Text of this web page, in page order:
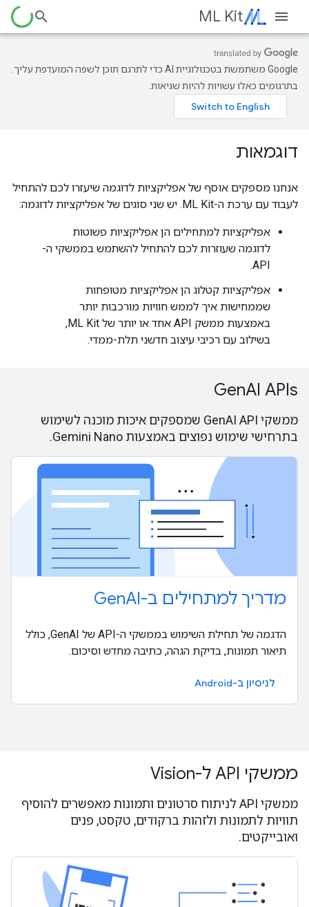
ML Kit
‫Google משתמשת בטכנולוגיית AI כדי לתרגם תוכן לשפה המועדפת עליך.
בתרגומים כאלו עשויות להיות שגיאות.
דוגמאות
אנחנו מספקים אוסף של אפליקציות לדוגמה שיעזרו לכם להתחיל
לעבוד עם ערכת ה-ML Kit. יש שני סוגים של אפליקציות לדוגמה:
אפליקציות למתחילים הן אפליקציות פשוטות
לדוגמה שעוזרות לכם להתחיל להשתמש בממשקי ה-
API.
אפליקציות קטלוג הן אפליקציות מטופחות
שממחישות איך לממש חוויות מורכבות יותר
באמצעות ממשק API אחד או יותר של ML Kit,
בשילוב עם רכיבי עיצוב חדשני תלת-ממדי.
GenAI APIs
ממשקי GenAI API שמספקים איכות מוכנה לשימוש
בתרחישי שימוש נפוצים באמצעות Gemini Nano.
מדריך למתחילים ב-GenAI
הדגמה של תחילת השימוש בממשקי ה-API של GenAI, כולל
תיאור תמונות, בדיקת הגהה, כתיבה מחדש וסיכום.
לניסיון ב-Android
ממשקי API ל-Vision
ממשקי API לניתוח סרטונים ותמונות מאפשרים להוסיף
תוויות לתמונות ולזהות ברקודים, טקסט, פנים
ואובייקטים.